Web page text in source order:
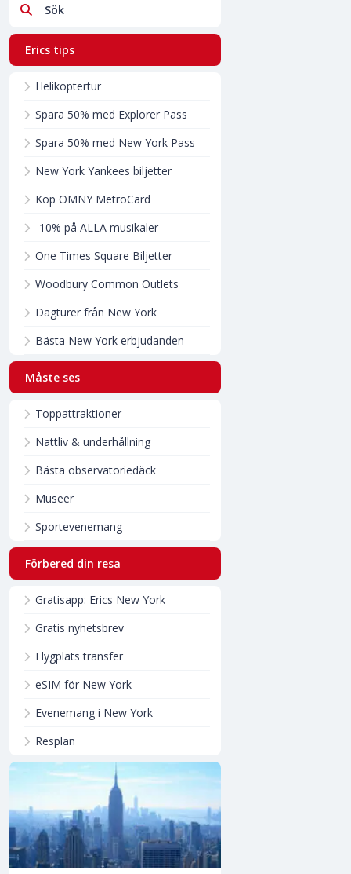
Sök
Erics tips
Helikoptertur
Spara 50% med Explorer Pass
Spara 50% med New York Pass
New York Yankees biljetter
Köp OMNY MetroCard
-10% på ALLA musikaler
One Times Square Biljetter
Woodbury Common Outlets
Dagturer från New York
Bästa New York erbjudanden
Måste ses
Toppattraktioner
Nattliv & underhållning
Bästa observatoriedäck
Museer
Sportevenemang
Förbered din resa
Gratisapp: Erics New York
Gratis nyhetsbrev
Flygplats transfer
eSIM för New York
Evenemang i New York
Resplan